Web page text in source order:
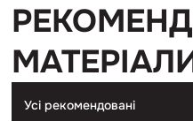
Усі рекомендовані